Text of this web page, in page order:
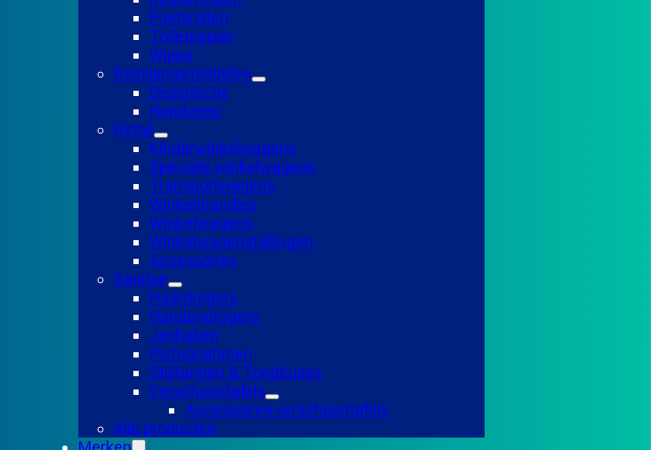
Poetsrollen
Toiletpapier
Wipes
Reinigingsmiddelen
Desinfectie
Handzeep
Retail
Kinderwinkelwagens
Speciale winkelwagens
Transportwagens
Winkelmandjes
Winkelwagens
Winkelwagenstallingen
Accessoires
Sanitair
Haardrogers
Handendrogers
Jashaken
Pictogrammen
Stijltangen & Tondeuses
Verschoontafels
Accessoires verschoontafels
Alle producten